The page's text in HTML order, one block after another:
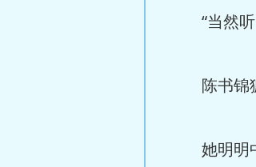
“当然听
陈书锦狐
她明明中